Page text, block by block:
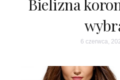
Bielizna
6 czerwca,